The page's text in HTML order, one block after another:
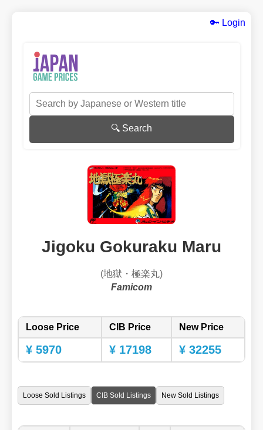
🔑 Login
🔍 Search
Jigoku Gokuraku Maru
(地獄・極楽丸)
Famicom
Loose Price CIB Price New Price
¥ 5970 ¥ 17198 ¥ 32255
Loose Sold Listings CIB Sold Listings New Sold Listings